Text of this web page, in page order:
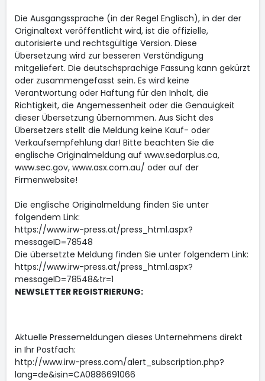
Die Ausgangssprache (in der Regel Englisch), in der der
Originaltext veröffentlicht wird, ist die offizielle,
autorisierte und rechtsgültige Version. Diese
Übersetzung wird zur besseren Verständigung
mitgeliefert. Die deutschsprachige Fassung kann gekürzt
oder zusammengefasst sein. Es wird keine
Verantwortung oder Haftung für den Inhalt, die
Richtigkeit, die Angemessenheit oder die Genauigkeit
dieser Übersetzung übernommen. Aus Sicht des
Übersetzers stellt die Meldung keine Kauf- oder
Verkaufsempfehlung dar! Bitte beachten Sie die
englische Originalmeldung auf www.sedarplus.ca,
www.sec.gov, www.asx.com.au/ oder auf der
Firmenwebsite!
Die englische Originalmeldung finden Sie unter
folgendem Link:
https://www.irw-press.at/press_html.aspx?
messageID=78548
Die übersetzte Meldung finden Sie unter folgendem Link:
https://www.irw-press.at/press_html.aspx?
messageID=78548&tr=1
NEWSLETTER REGISTRIERUNG:
Aktuelle Pressemeldungen dieses Unternehmens direkt
in Ihr Postfach:
http://www.irw-press.com/alert_subscription.php?
lang=de&isin=CA0886691066